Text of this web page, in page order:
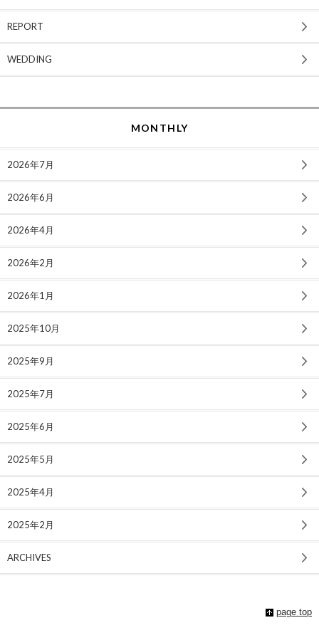
REPORT
WEDDING
MONTHLY
2026年7月
2026年6月
2026年4月
2026年2月
2026年1月
2025年10月
2025年9月
2025年7月
2025年6月
2025年5月
2025年4月
2025年2月
ARCHIVES
page top